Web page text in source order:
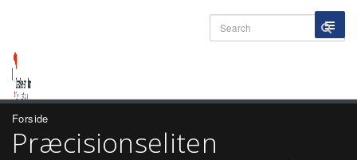
Forside
Præcisionseliten